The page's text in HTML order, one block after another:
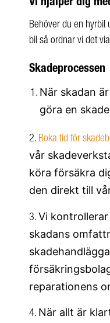
Vi hjälper dig
Behöver du en hyrbil
bil så ordnar vi det
Skadeprocessen
När skadan
göra en
2. Boka tid för
vår
köra försäkra
den direkt till
3. Vi
skadans
reparationens
4. När allt är